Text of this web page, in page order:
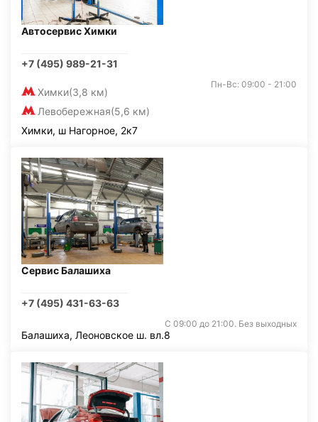
Автосервис Химки
+7 (495) 989-21-31
Химки(3,8 км)
Левобережная(5,6 км)
Пн-Вс: 09:00 - 21:00
Химки, ш Нагорное, 2к7
Сервис Балашиха
+7 (495) 431-63-63
С 09:00 до 21:00. Без выходных
Балашиха, Леоновское ш. вл.8